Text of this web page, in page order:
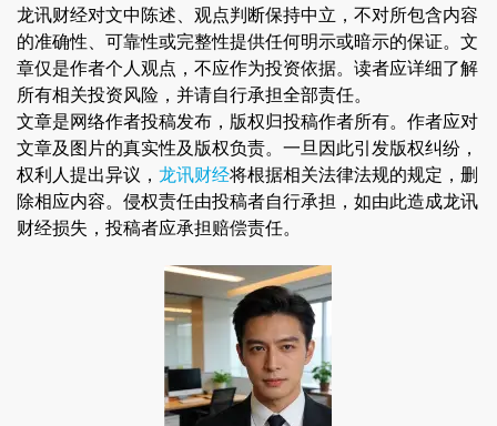
龙讯财经对文中陈述、观点判断保持中立，不对所包含内容
的准确性、可靠性或完整性提供任何明示或暗示的保证。文
章仅是作者个人观点，不应作为投资依据。读者应详细了解
所有相关投资风险，并请自行承担全部责任。
文章是网络作者投稿发布，版权归投稿作者所有。作者应对
文章及图片的真实性及版权负责。一旦因此引发版权纠纷，
权利人提出异议， 龙讯财经将根据相关法律法规的规定，删
除相应内容。侵权责任由投稿者自行承担，如由此造成龙讯
财经损失，投稿者应承担赔偿责任。